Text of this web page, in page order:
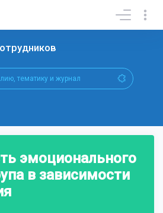
эмоционального
в зависимости